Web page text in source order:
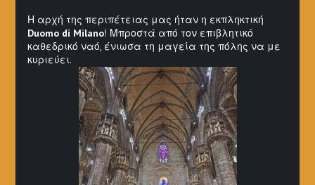
Η αρχή της περιπέτειας μας ήταν η εκπληκτική
Duomo di Milano! Μπροστά από τον επιβλητικό
καθεδρικό ναό, ένιωσα τη μαγεία της πόλης να με
κυριεύει.